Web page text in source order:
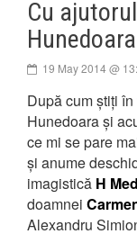
Cu
19 May 2014 @
După cum știți
Hunedoara și
ce mi se pare
și anume
imagistică H
doamnei
Alexandru